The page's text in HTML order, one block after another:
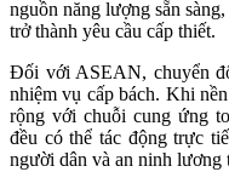
nguồn năng lượng sẵn
trở thành yêu cầu cấp thiết.
Đối với ASEAN, chuyển
nhiệm vụ cấp bách. Khi
rộng với chuỗi cung ứng
đều có thể tác động trực
người dân và an ninh lương